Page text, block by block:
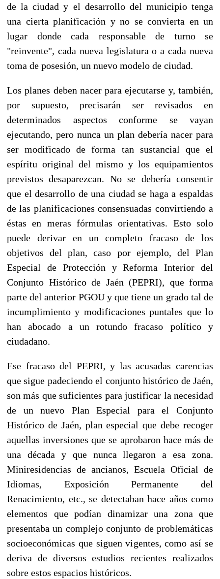
de la ciudad y el desarrollo del municipio tenga
una cierta planificación y no se convierta en un
lugar donde cada responsable de turno se
"reinvente", cada nueva legislatura o a cada nueva
toma de posesión, un nuevo modelo de ciudad.
Los planes deben nacer para ejecutarse y, también,
por supuesto, precisarán ser revisados en
determinados aspectos conforme se vayan
ejecutando, pero nunca un plan debería nacer para
ser modificado de forma tan sustancial que el
espíritu original del mismo y los equipamientos
previstos desaparezcan. No se debería consentir
que el desarrollo de una ciudad se haga a espaldas
de las planificaciones consensuadas convirtiendo a
éstas en meras fórmulas orientativas. Esto solo
puede derivar en un completo fracaso de los
objetivos del plan, caso por ejemplo, del Plan
Especial de Protección y Reforma Interior del
Conjunto Histórico de Jaén (PEPRI), que forma
parte del anterior PGOU y que tiene un grado tal de
incumplimiento y modificaciones puntales que lo
han abocado a un rotundo fracaso político y
ciudadano.
Ese fracaso del PEPRI, y las acusadas carencias
que sigue padeciendo el conjunto histórico de Jaén,
son más que suficientes para justificar la necesidad
de un nuevo Plan Especial para el Conjunto
Histórico de Jaén, plan especial que debe recoger
aquellas inversiones que se aprobaron hace más de
una década y que nunca llegaron a esa zona.
Miniresidencias de ancianos, Escuela Oficial de
Idiomas, Exposición Permanente del
Renacimiento, etc., se detectaban hace años como
elementos que podían dinamizar una zona que
presentaba un complejo conjunto de problemáticas
socioeconómicas que siguen vigentes, como así se
deriva de diversos estudios recientes realizados
sobre estos espacios históricos.